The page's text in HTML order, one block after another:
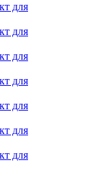
для
для
для
для
для
для
для